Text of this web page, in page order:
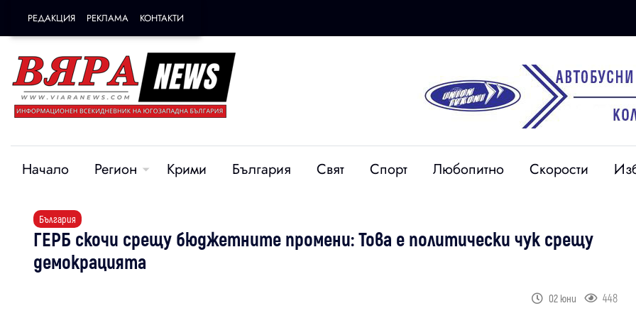
РЕДАКЦИЯ РЕКЛАМА КОНТАКТИ
Начало Регион Крими България Свят Спорт Любопитно Скорости
България
ГЕРБ скочи срещу бюджетните промени: Това е политически чук срещу
демокрацията
02 юни 448